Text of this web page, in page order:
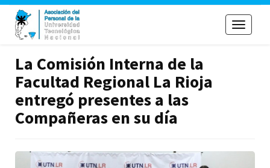
Toggle
La Comisión Interna de la
Facultad Regional La Rioja
entregó presentes a las
Compañeras en su día